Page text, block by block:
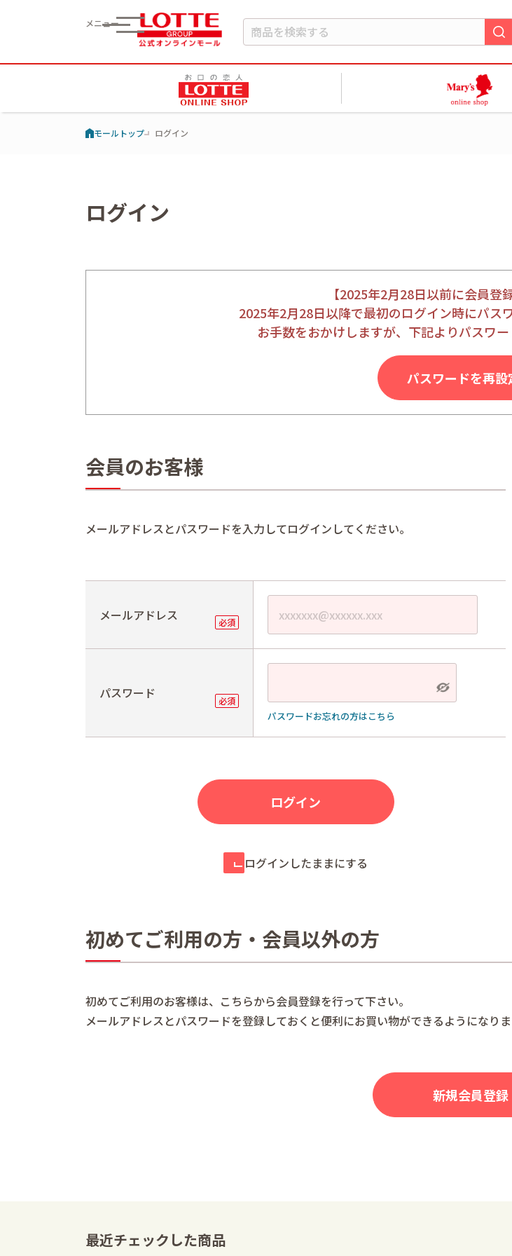
メニュー
モールトップ ログイン
ログイン
【2025年2月28日以前に会員登
2025年2月28日以降で最初のログイン時にパス
お手数をおかけしますが、下記よりパスワー
パスワードを再設
会員のお客様
メールアドレスとパスワードを入力してログインしてください。
メールアドレス
パスワード
パスワードお忘れの方はこちら
ログインしたままにする
初めてご利用の方・会員以外の方
初めてご利用のお客様は、こちらから会員登録を行って下さい。
メールアドレスとパスワードを登録しておくと便利にお買い物ができるようになりま
最近チェックした商品